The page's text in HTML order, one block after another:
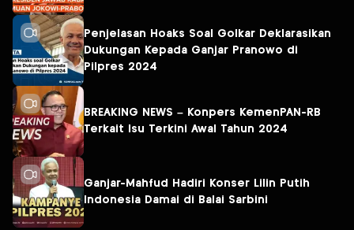
Penjelasan Hoaks Soal Golkar Deklarasikan
Dukungan Kepada Ganjar Pranowo di
Pilpres 2024
BREAKING NEWS – Konpers KemenPAN-RB
Terkait Isu Terkini Awal Tahun 2024
Ganjar-Mahfud Hadiri Konser Lilin Putih
Indonesia Damai di Balai Sarbini